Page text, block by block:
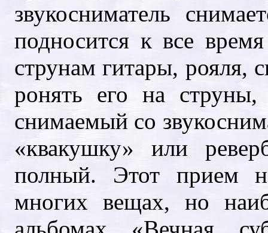
звукосниматель
подносится к все
струнам гитары, рояля,
ронять его на
снимаемый со
«квакушку» или
полный. Этот прием
многих вещах, но